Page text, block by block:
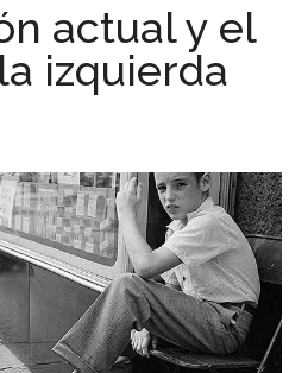
actual y el
izquierda